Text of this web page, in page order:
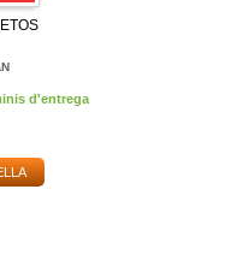
d'entrega